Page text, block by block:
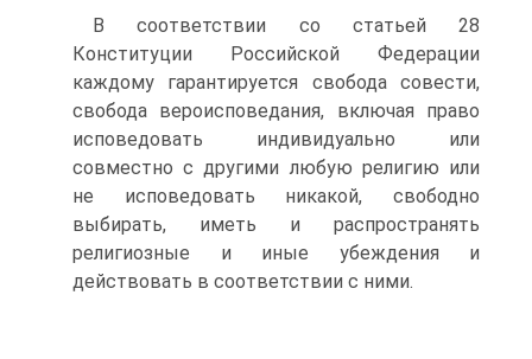
В соответствии со статьей 28
Конституции Российской Федерации
каждому гарантируется свобода совести,
свобода вероисповедания, включая право
исповедовать индивидуально или
совместно с другими любую религию или
не исповедовать никакой, свободно
выбирать, иметь и распространять
религиозные и иные убеждения и
действовать в соответствии с ними.